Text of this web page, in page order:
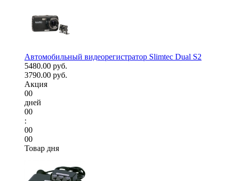
Автомобильный видеорегистратор Slimtec Dual S2
5480.00 руб.
3790.00 руб.
Акция
00
дней
00
:
00
00
Товар дня